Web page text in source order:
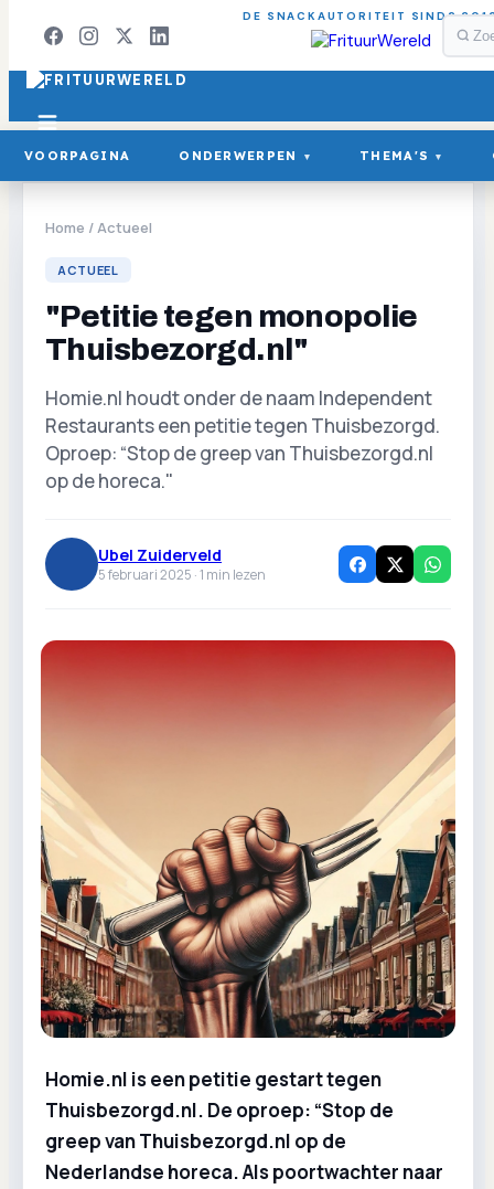
DE SNACKAUTORITEIT SINDS
VOORPAGINA ONDERWERPEN ▾ THEMA'S ▾
Home /Actueel
ACTUEEL
"Petitie tegen monopolie
Thuisbezorgd.nl"
Homie.nl houdt onder de naam Independent
Restaurants een petitie tegen Thuisbezorgd.
Oproep: “Stop de greep van Thuisbezorgd.nl
op de horeca."
Ubel Zuiderveld
5 februari 2025 ·1 min lezen
Homie.nl is een petitie gestart tegen
Thuisbezorgd.nl. De oproep: “Stop de
greep van Thuisbezorgd.nl op de
Nederlandse horeca. Als poortwachter naar